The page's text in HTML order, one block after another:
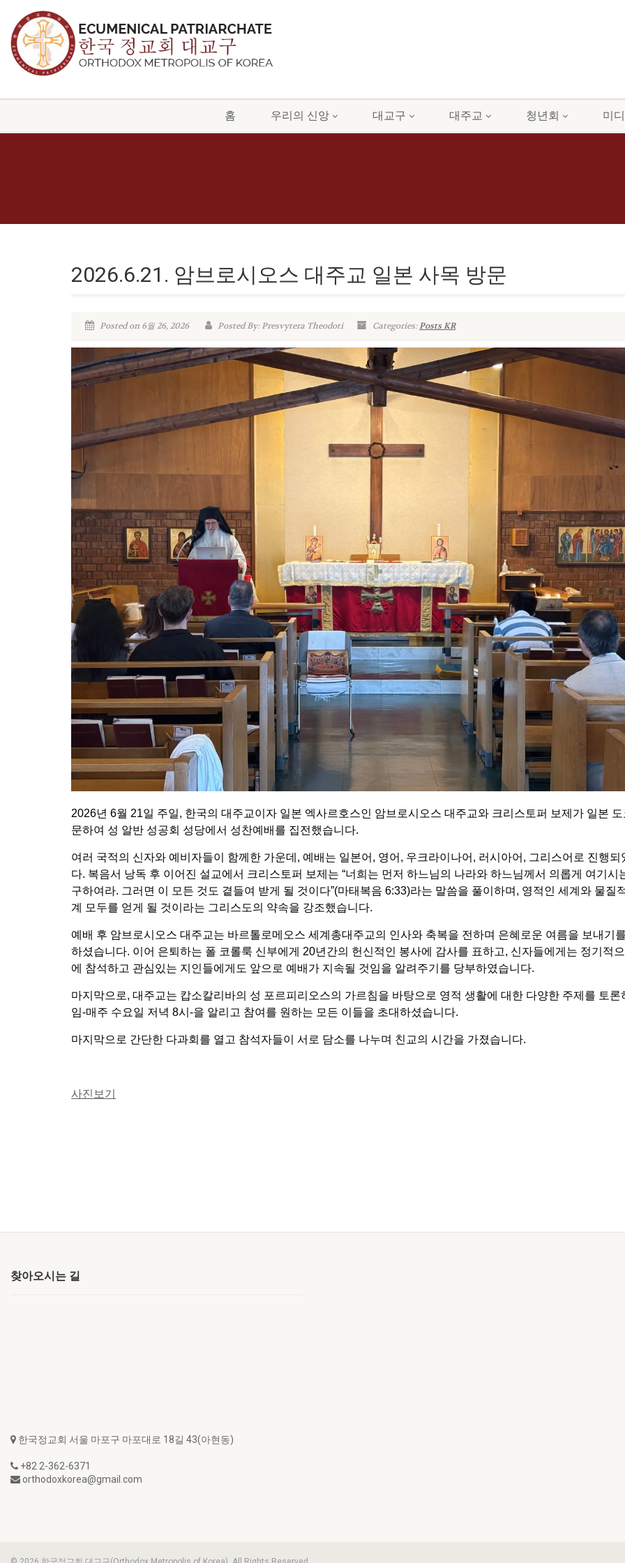
홈 우리의 신앙 대교구 대주교 청년회 미
2026.6.21. 암브로시오스 대주교 일본 사목 방문
Posted on 6월 26, 2026 Posted By: Presvytera Theodoti Categories:Posts KR
2026년 6월 21일 주일, 한국의 대주교이자 일본 엑사르호스인 암브로시오스 대주교와 크리스토퍼 보제가 일본
문하여 성 알반 성공회 성당에서 성찬예배를 집전했습니다.
여러 국적의 신자와 예비자들이 함께한 가운데, 예배는 일본어, 영어, 우크라이나어, 러시아어, 그리스어로 진행되
다. 복음서 낭독 후 이어진 설교에서 크리스토퍼 보제는 “너희는 먼저 하느님의 나라와 하느님께서 의롭게 여기시
구하여라. 그러면 이 모든 것도 곁들여 받게 될 것이다”(마태복음 6:33)라는 말씀을 풀이하며, 영적인 세계와 물질
계 모두를 얻게 될 것이라는 그리스도의 약속을 강조했습니다.
예배 후 암브로시오스 대주교는 바르톨로메오스 세계총대주교의 인사와 축복을 전하며 은혜로운 여름을 보내기
하셨습니다. 이어 은퇴하는 폴 코롤룩 신부에게 20년간의 헌신적인 봉사에 감사를 표하고, 신자들에게는 정기적
에 참석하고 관심있는 지인들에게도 앞으로 예배가 지속될 것임을 알려주기를 당부하였습니다.
마지막으로, 대주교는 캅소칼리바의 성 포르피리오스의 가르침을 바탕으로 영적 생활에 대한 다양한 주제를 토론
임-매주 수요일 저녁 8시-을 알리고 참여를 원하는 모든 이들을 초대하셨습니다.
마지막으로 간단한 다과회를 열고 참석자들이 서로 담소를 나누며 친교의 시간을 가졌습니다.
사진보기
찾아오시는 길
한국정교회 서울 마포구 마포대로 18길 43(아현동)
+82 2-362-6371
orthodoxkorea@gmail.com